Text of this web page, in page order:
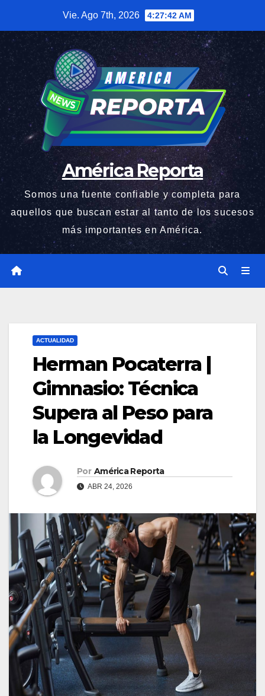
contenido
Vie. Ago 7th, 2026 4:27:44 AM
América Reporta
Somos una fuente confiable y completa para
aquellos que buscan estar al tanto de los sucesos
más importantes en América.
ACTUALIDAD
Herman Pocaterra |
Gimnasio: Técnica
Supera al Peso para
la Longevidad
Por América Reporta
ABR 24, 2026